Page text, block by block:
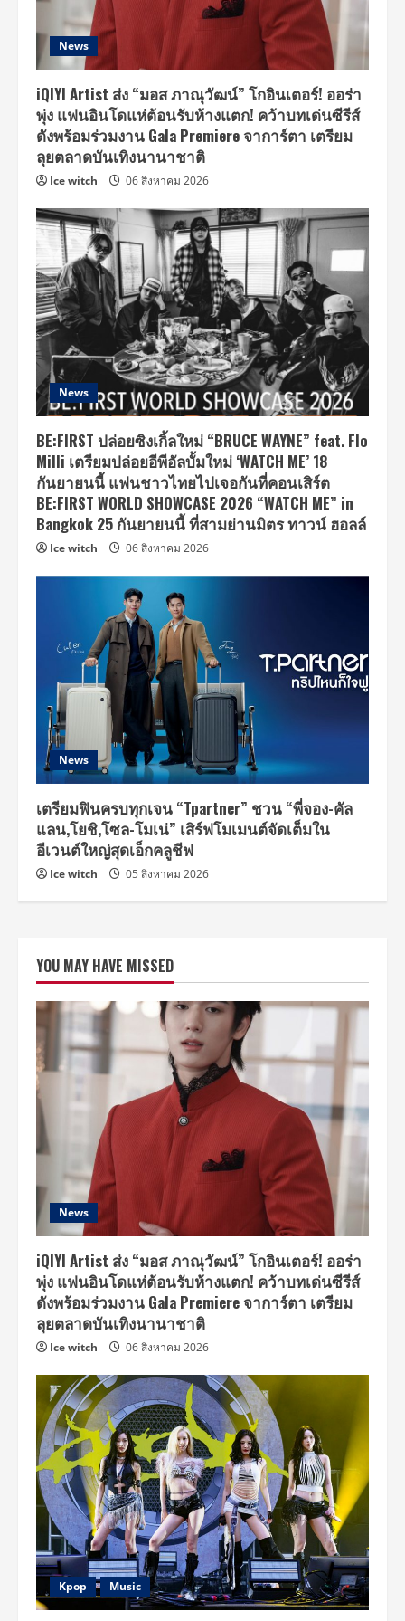
News
iQIYI Artist ส่ง “มอส ภาณุวัฒน์” โกอินเตอร์! ออร่า
พุ่ง แฟนอินโดแห่ต้อนรับห้างแตก! คว้าบทเด่นซีรีส์
ดังพร้อมร่วมงาน Gala Premiere จาการ์ตา เตรียม
ลุยตลาดบันเทิงนานาชาติ
Ice witch 06 สิงหาคม 2026
News
BE:FIRST ปล่อยซิงเกิ้ลใหม่ “BRUCE WAYNE” feat. Flo
Milli เตรียมปล่อยอีพีอัลบั้มใหม่ ‘WATCH ME’ 18
กันยายนนี้ แฟนชาวไทยไปเจอกันที่คอนเสิร์ต
BE:FIRST WORLD SHOWCASE 2026 “WATCH ME” in
Bangkok 25 กันยายนนี้ ที่สามย่านมิตร ทาวน์ ฮอลล์
Ice witch 06 สิงหาคม 2026
News
เตรียมฟินครบทุกเจน “Tpartner” ชวน “พี่จอง-คัล
แลน,โยชิ,โซล-โมเน่” เสิร์ฟโมเมนต์จัดเต็มใน
อีเวนต์ใหญ่สุดเอ็กคลูชีฟ
Ice witch 05 สิงหาคม 2026
YOU MAY HAVE MISSED
News
iQIYI Artist ส่ง “มอส ภาณุวัฒน์” โกอินเตอร์! ออร่า
พุ่ง แฟนอินโดแห่ต้อนรับห้างแตก! คว้าบทเด่นซีรีส์
ดังพร้อมร่วมงาน Gala Premiere จาการ์ตา เตรียม
ลุยตลาดบันเทิงนานาชาติ
Ice witch 06 สิงหาคม 2026
Kpop Music